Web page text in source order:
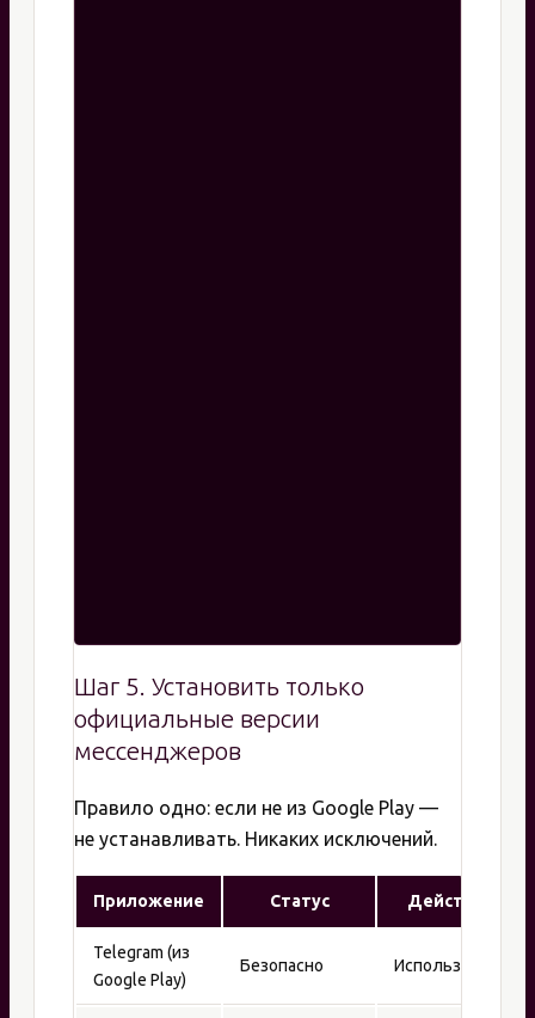
Шаг 5. Установить только
официальные версии
мессенджеров
Правило одно: если не из Google Play —
не устанавливать. Никаких исключений.
Приложение Статус Действие
Telegram (из
Google Play)
Безопасно Использовать